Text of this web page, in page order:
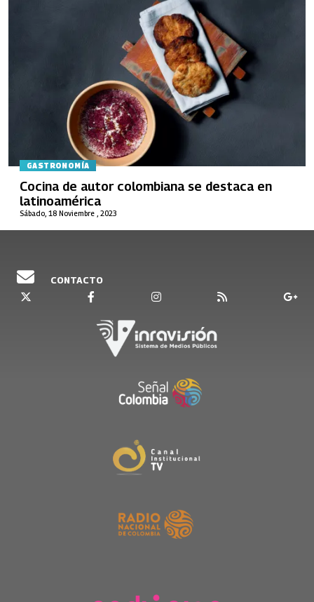
GASTRONOMÍA
Sábado, 18 Noviembre , 2023
Cocina de autor colombiana se destaca en
latinoamérica
CONTACTO